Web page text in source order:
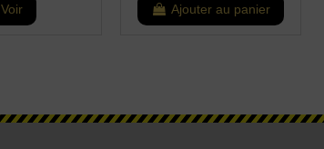
Voir Ajouter au panier